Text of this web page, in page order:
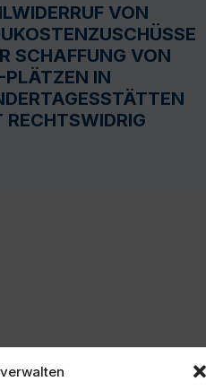
VON
SCHAFFUNG VON
PLÄTZEN IN
RECHTSWIDRIG